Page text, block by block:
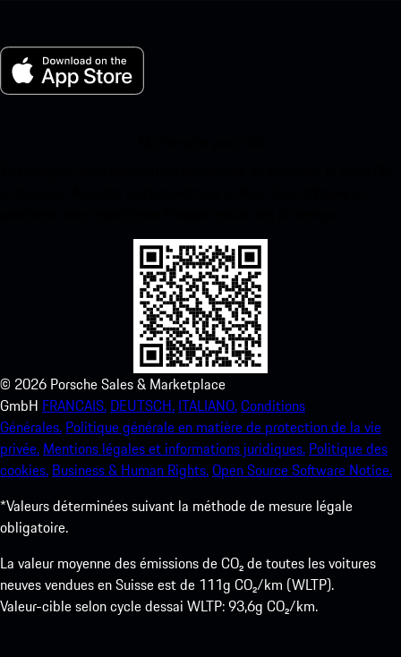
© 2026 Porsche Sales & Marketplace
GmbH FRANCAIS. DEUTSCH. ITALIANO.Conditions
Générales. Politique générale en matière de protection de la vie
privée. Mentions légales et informations juridiques. Politique des
cookies. Business & Human Rights.Open Source Software Notice.
*Valeurs déterminées suivant la méthode de mesure légale
obligatoire.
La valeur moyenne des émissions de CO₂ de toutes les voitures
neuves vendues en Suisse est de 111g CO₂/km (WLTP).
Valeur-cible selon cycle dessai WLTP: 93,6g CO₂/km.